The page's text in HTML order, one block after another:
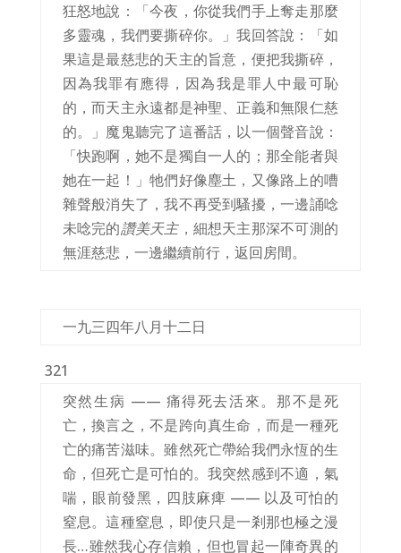
狂怒地說：「今夜，你從我們手上奪走那麼
多靈魂，我們要撕碎你。」我回答說：「如
果這是最慈悲的天主的旨意，便把我撕碎，
因為我罪有應得，因為我是罪人中最可恥
的，而天主永遠都是神聖、正義和無限仁慈
的。」魔鬼聽完了這番話，以一個聲音說：
「快跑啊，她不是獨自一人的；那全能者與
她在一起！」牠們好像塵土，又像路上的嘈
雜聲般消失了，我不再受到騷擾，一邊誦唸
未唸完的讚美天主，細想天主那深不可測的
無涯慈悲，一邊繼續前行，返回房間。
一九三四年八月十二日
321
突然生病 —— 痛得死去活來。那不是死
亡，換言之，不是跨向真生命，而是一種死
亡的痛苦滋味。雖然死亡帶給我們永恆的生
命，但死亡是可怕的。我突然感到不適，氣
喘，眼前發黑，四肢麻痺 —— 以及可怕的
窒息。這種窒息，即使只是一剎那也極之漫
長…雖然我心存信賴，但也冒起一陣奇異的